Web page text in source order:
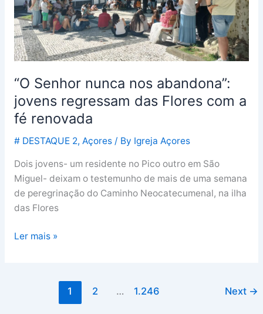
“O Senhor nunca nos abandona”:
jovens regressam das Flores com a
fé renovada
# DESTAQUE 2, Açores/ By Igreja Açores
Dois jovens- um residente no Pico outro em São
Miguel- deixam o testemunho de mais de uma semana
de peregrinação do Caminho Neocatecumenal, na ilha
das Flores
jovens
regressam
das
Flores
a
fé
renovada
Ler mais »
1 2 … 1.246 Next →